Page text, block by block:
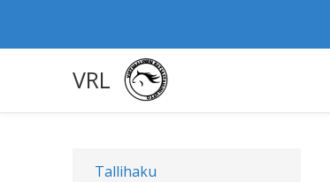
VRL
Tallihaku